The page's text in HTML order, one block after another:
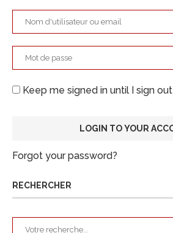
Keep me signed in until I sign out
Forgot your password?
RECHERCHER